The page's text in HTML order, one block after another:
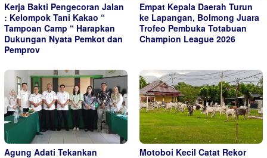
Kerja Bakti Pengecoran Jalan
: Kelompok Tani Kakao “
Tampoan Camp “ Harapkan
Dukungan Nyata Pemkot dan
Pemprov
Empat Kepala Daerah Turun
ke Lapangan, Bolmong Juara
Trofeo Pembuka Totabuan
Champion League 2026
Agung Adati Tekankan
Motoboi Kecil Catat Rekor